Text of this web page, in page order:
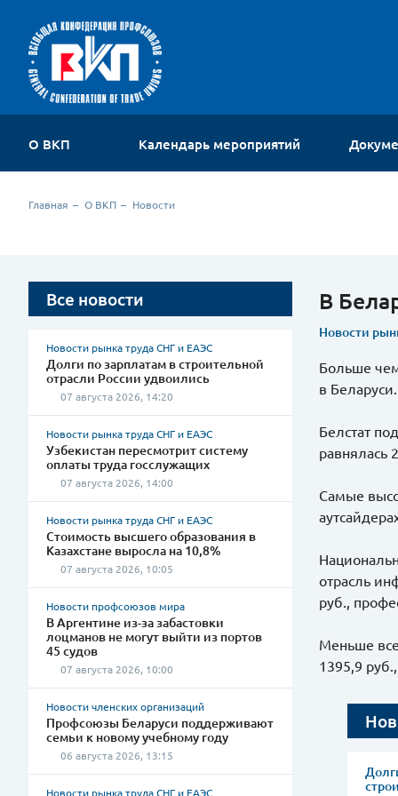
О ВКП
Устав
Комиссии ВКП
Молодежный совет
Календарь мероприятий
Главная О ВКП Новости
Все новости
Новости рынка труда СНГ и ЕАЭС
Долги по зарплатам в строительной
отрасли России удвоились
07 августа 2026, 14:20
Новости рынка труда СНГ и ЕАЭС
Узбекистан пересмотрит систему
оплаты труда госслужащих
07 августа 2026, 14:00
Новости рынка труда СНГ и ЕАЭС
Стоимость высшего образования в
Казахстане выросла на 10,8%
07 августа 2026, 10:05
Новости профсоюзов мира
В Аргентине из-за забастовки
лоцманов не могут выйти из портов
45 судов
07 августа 2026, 10:00
Новости членских организаций
Профсоюзы Беларуси поддерживают
семьи к новому учебному году
06 августа 2026, 13:15
Новости рынка труда СНГ и ЕАЭС
В
Новости
Больше
в Беларуси.
Белстат
равнялась
Самые
отрасль
руб.,
Меньше
1395,9